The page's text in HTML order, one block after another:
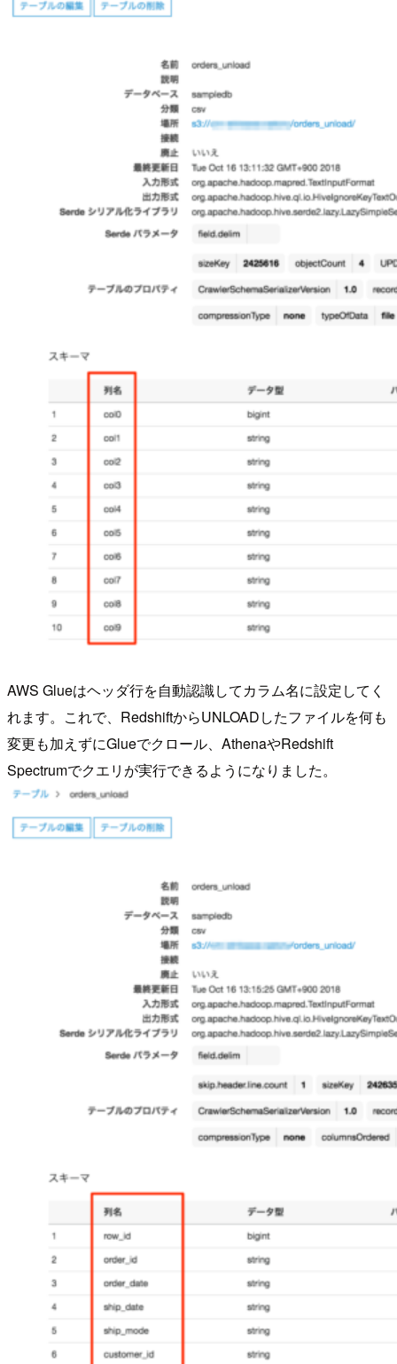
AWS Glueはヘッダ行を自動認識してカラム名に設定してく
れます。これで、RedshiftからUNLOADしたファイルを何も
変更も加えずにGlueでクロール、AthenaやRedshift
Spectrumでクエリが実行できるようになりました。